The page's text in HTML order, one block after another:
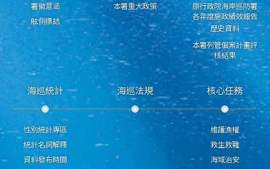
署徽意涵
舷側標誌
本署重大政策
原行政院海岸巡防署
各年度施政績效報告
歷史資料
本署列管個案計畫評
核結果
海巡統計
性別統計專區
統計名詞解釋
資料發布時間
海巡法規 核心任務
維護漁權
救生救難
海域治安